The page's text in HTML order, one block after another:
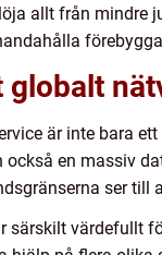
allt från mindre
globalt
är inte bara
också en massiv
ser
särskilt värdefullt